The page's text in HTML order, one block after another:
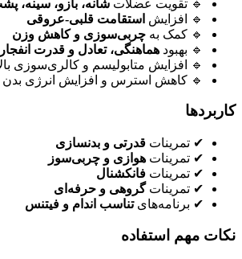
🔹 تقویت عضلات شانه، بازو، سینه،
🔹 افزایش استقامت قلبی-عروقی
🔹 کمک به چربی‌سوزی و کاهش وزن
🔹 بهبود هماهنگی، تعادل و قدرت
🔹 افزایش متابولیسم و کالری‌سوزی
🔹 کاهش استرس و افزایش انرژی بدن
کاربردها
✔ تمرینات قدرتی و بدنسازی
✔ تمرینات هوازی و چربی‌سوز
✔ تمرینات فانکشنال
✔ تمریناتگروهی و حرفه‌ای
✔ برنامه‌هایتناسب اندام و فیتنس
نکات مهم استفاده